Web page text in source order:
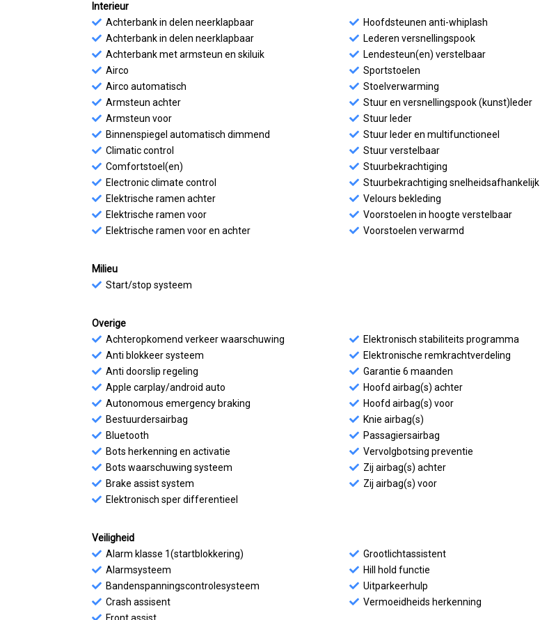
Interieur
Achterbank in delen neerklapbaar
Achterbank in delen neerklapbaar
Achterbank met armsteun en skiluik
Airco
Airco automatisch
Armsteun achter
Armsteun voor
Binnenspiegel automatisch dimmend
Climatic control
Comfortstoel(en)
Electronic climate control
Elektrische ramen achter
Elektrische ramen voor
Elektrische ramen voor en achter
Hoofdsteunen anti-whiplash
Lederen versnellingspook
Lendesteun(en) verstelbaar
Sportstoelen
Stoelverwarming
Stuur en versnellingspook (kunst)leder
Stuur leder
Stuur leder en multifunctioneel
Stuur verstelbaar
Stuurbekrachtiging
Stuurbekrachtiging snelheidsafhankelijk
Velours bekleding
Voorstoelen in hoogte verstelbaar
Voorstoelen verwarmd
Milieu
Start/stop systeem
Overige
Achteropkomend verkeer waarschuwing
Anti blokkeer systeem
Anti doorslip regeling
Apple carplay/android auto
Autonomous emergency braking
Bestuurdersairbag
Bluetooth
Bots herkenning en activatie
Bots waarschuwing systeem
Brake assist system
Elektronisch sper differentieel
Elektronisch stabiliteits programma
Elektronische remkrachtverdeling
Garantie 6 maanden
Hoofd airbag(s) achter
Hoofd airbag(s) voor
Knie airbag(s)
Passagiersairbag
Vervolgbotsing preventie
Zij airbag(s) achter
Zij airbag(s) voor
Veiligheid
Alarm klasse 1(startblokkering)
Alarmsysteem
Bandenspanningscontrolesysteem
Crash assisent
Grootlichtassistent
Hill hold functie
Uitparkeerhulp
Vermoeidheids herkenning